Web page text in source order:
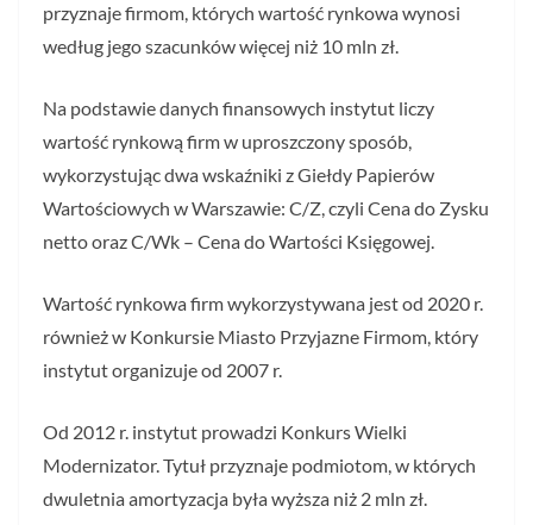
przyznaje firmom, których wartość rynkowa wynosi
według jego szacunków więcej niż 10 mln zł.
Na podstawie danych finansowych instytut liczy
wartość rynkową firm w uproszczony sposób,
wykorzystując dwa wskaźniki z Giełdy Papierów
Wartościowych w Warszawie: C/Z, czyli Cena do Zysku
netto oraz C/Wk – Cena do Wartości Księgowej.
Wartość rynkowa firm wykorzystywana jest od 2020 r.
również w Konkursie Miasto Przyjazne Firmom, który
instytut organizuje od 2007 r.
Od 2012 r. instytut prowadzi Konkurs Wielki
Modernizator. Tytuł przyznaje podmiotom, w których
dwuletnia amortyzacja była wyższa niż 2 mln zł.